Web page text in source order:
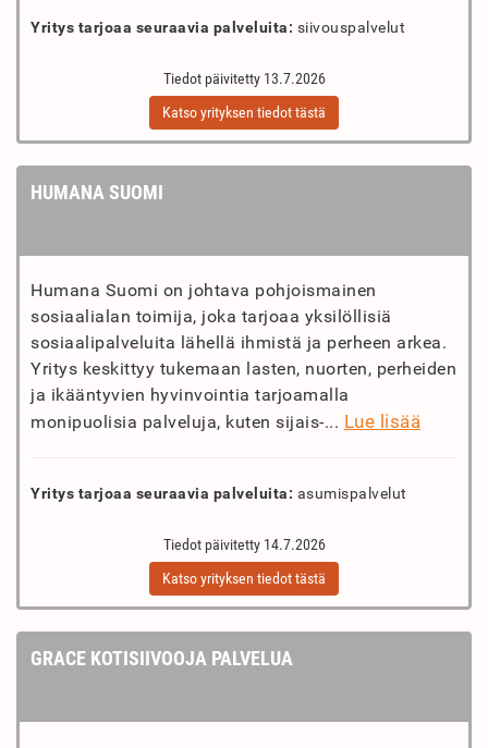
Yritys tarjoaa seuraavia palveluita: siivouspalvelut
Tiedot päivitetty 13.7.2026
Katso yrityksen tiedot tästä
HUMANA SUOMI
Humana Suomi on johtava pohjoismainen
sosiaalialan toimija, joka tarjoaa yksilöllisiä
sosiaalipalveluita lähellä ihmistä ja perheen arkea.
Yritys keskittyy tukemaan lasten, nuorten, perheiden
ja ikääntyvien hyvinvointia tarjoamalla
monipuolisia palveluja, kuten sijais-... Lue lisää
Yritys tarjoaa seuraavia palveluita: asumispalvelut
Tiedot päivitetty 14.7.2026
Katso yrityksen tiedot tästä
GRACE KOTISIIVOOJA PALVELUA